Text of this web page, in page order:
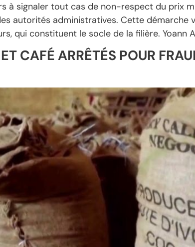
à signaler tout cas de non-respect du prix
autorités administratives. Cette démarche
qui constituent le socle de la filière. Yoann
CAFÉ ARRÊTÉS POUR